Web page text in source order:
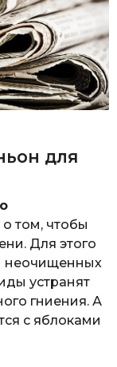
для
о том, чтобы
Для этого
неочищенных
устранят
гниения. А
с яблоками